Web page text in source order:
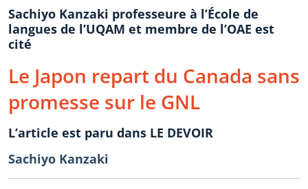
Sachiyo Kanzaki professeure à l’École de
langues de l’UQAM et membre de l’OAE est
cité
Le Japon repart du Canada sans
promesse sur le GNL
L’article est paru dans LE DEVOIR
Sachiyo Kanzaki